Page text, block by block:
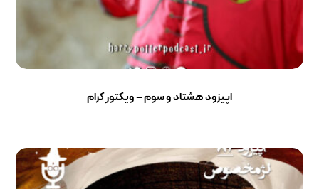
اپیزود هشتاد و سوم – ویکتور کرام